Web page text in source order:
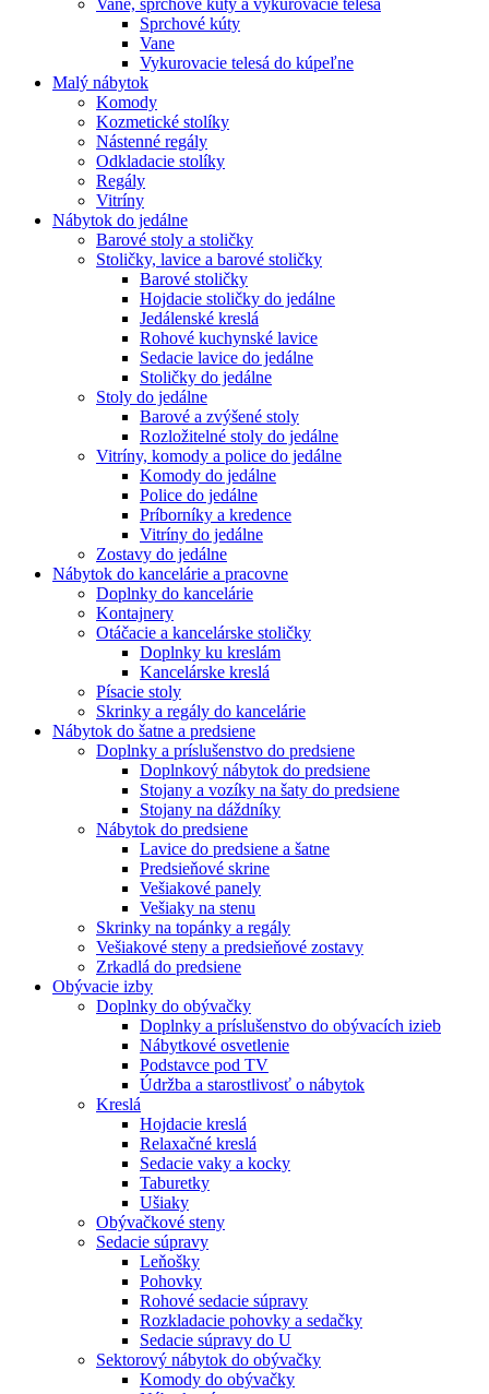
Sprchové kúty
Vane
Vykurovacie telesá do kúpeľne
Malý nábytok
Komody
Kozmetické stolíky
Nástenné regály
Odkladacie stolíky
Regály
Vitríny
Nábytok do jedálne
Barové stoly a stoličky
Stoličky, lavice a barové stoličky
Barové stoličky
Hojdacie stoličky do jedálne
Jedálenské kreslá
Rohové kuchynské lavice
Sedacie lavice do jedálne
Stoličky do jedálne
Stoly do jedálne
Barové a zvýšené stoly
Rozložitelné stoly do jedálne
Vitríny, komody a police do jedálne
Komody do jedálne
Police do jedálne
Príborníky a kredence
Vitríny do jedálne
Zostavy do jedálne
Nábytok do kancelárie a pracovne
Doplnky do kancelárie
Kontajnery
Otáčacie a kancelárske stoličky
Doplnky ku kreslám
Kancelárske kreslá
Písacie stoly
Skrinky a regály do kancelárie
Nábytok do šatne a predsiene
Doplnky a príslušenstvo do predsiene
Doplnkový nábytok do predsiene
Stojany a vozíky na šaty do predsiene
Stojany na dáždníky
Nábytok do predsiene
Lavice do predsiene a šatne
Predsieňové skrine
Vešiakové panely
Vešiaky na stenu
Skrinky na topánky a regály
Vešiakové steny a predsieňové zostavy
Zrkadlá do predsiene
Obývacie izby
Doplnky do obývačky
Doplnky a príslušenstvo do obývacích izieb
Nábytkové osvetlenie
Podstavce pod TV
Údržba a starostlivosť o nábytok
Kreslá
Hojdacie kreslá
Relaxačné kreslá
Sedacie vaky a kocky
Taburetky
Ušiaky
Obývačkové steny
Sedacie súpravy
Leňošky
Pohovky
Rohové sedacie súpravy
Rozkladacie pohovky a sedačky
Sedacie súpravy do U
Sektorový nábytok do obývačky
Komody do obývačky